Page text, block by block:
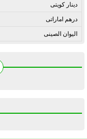
دينار كويتى
درهم اماراتى
اليوان الصينى